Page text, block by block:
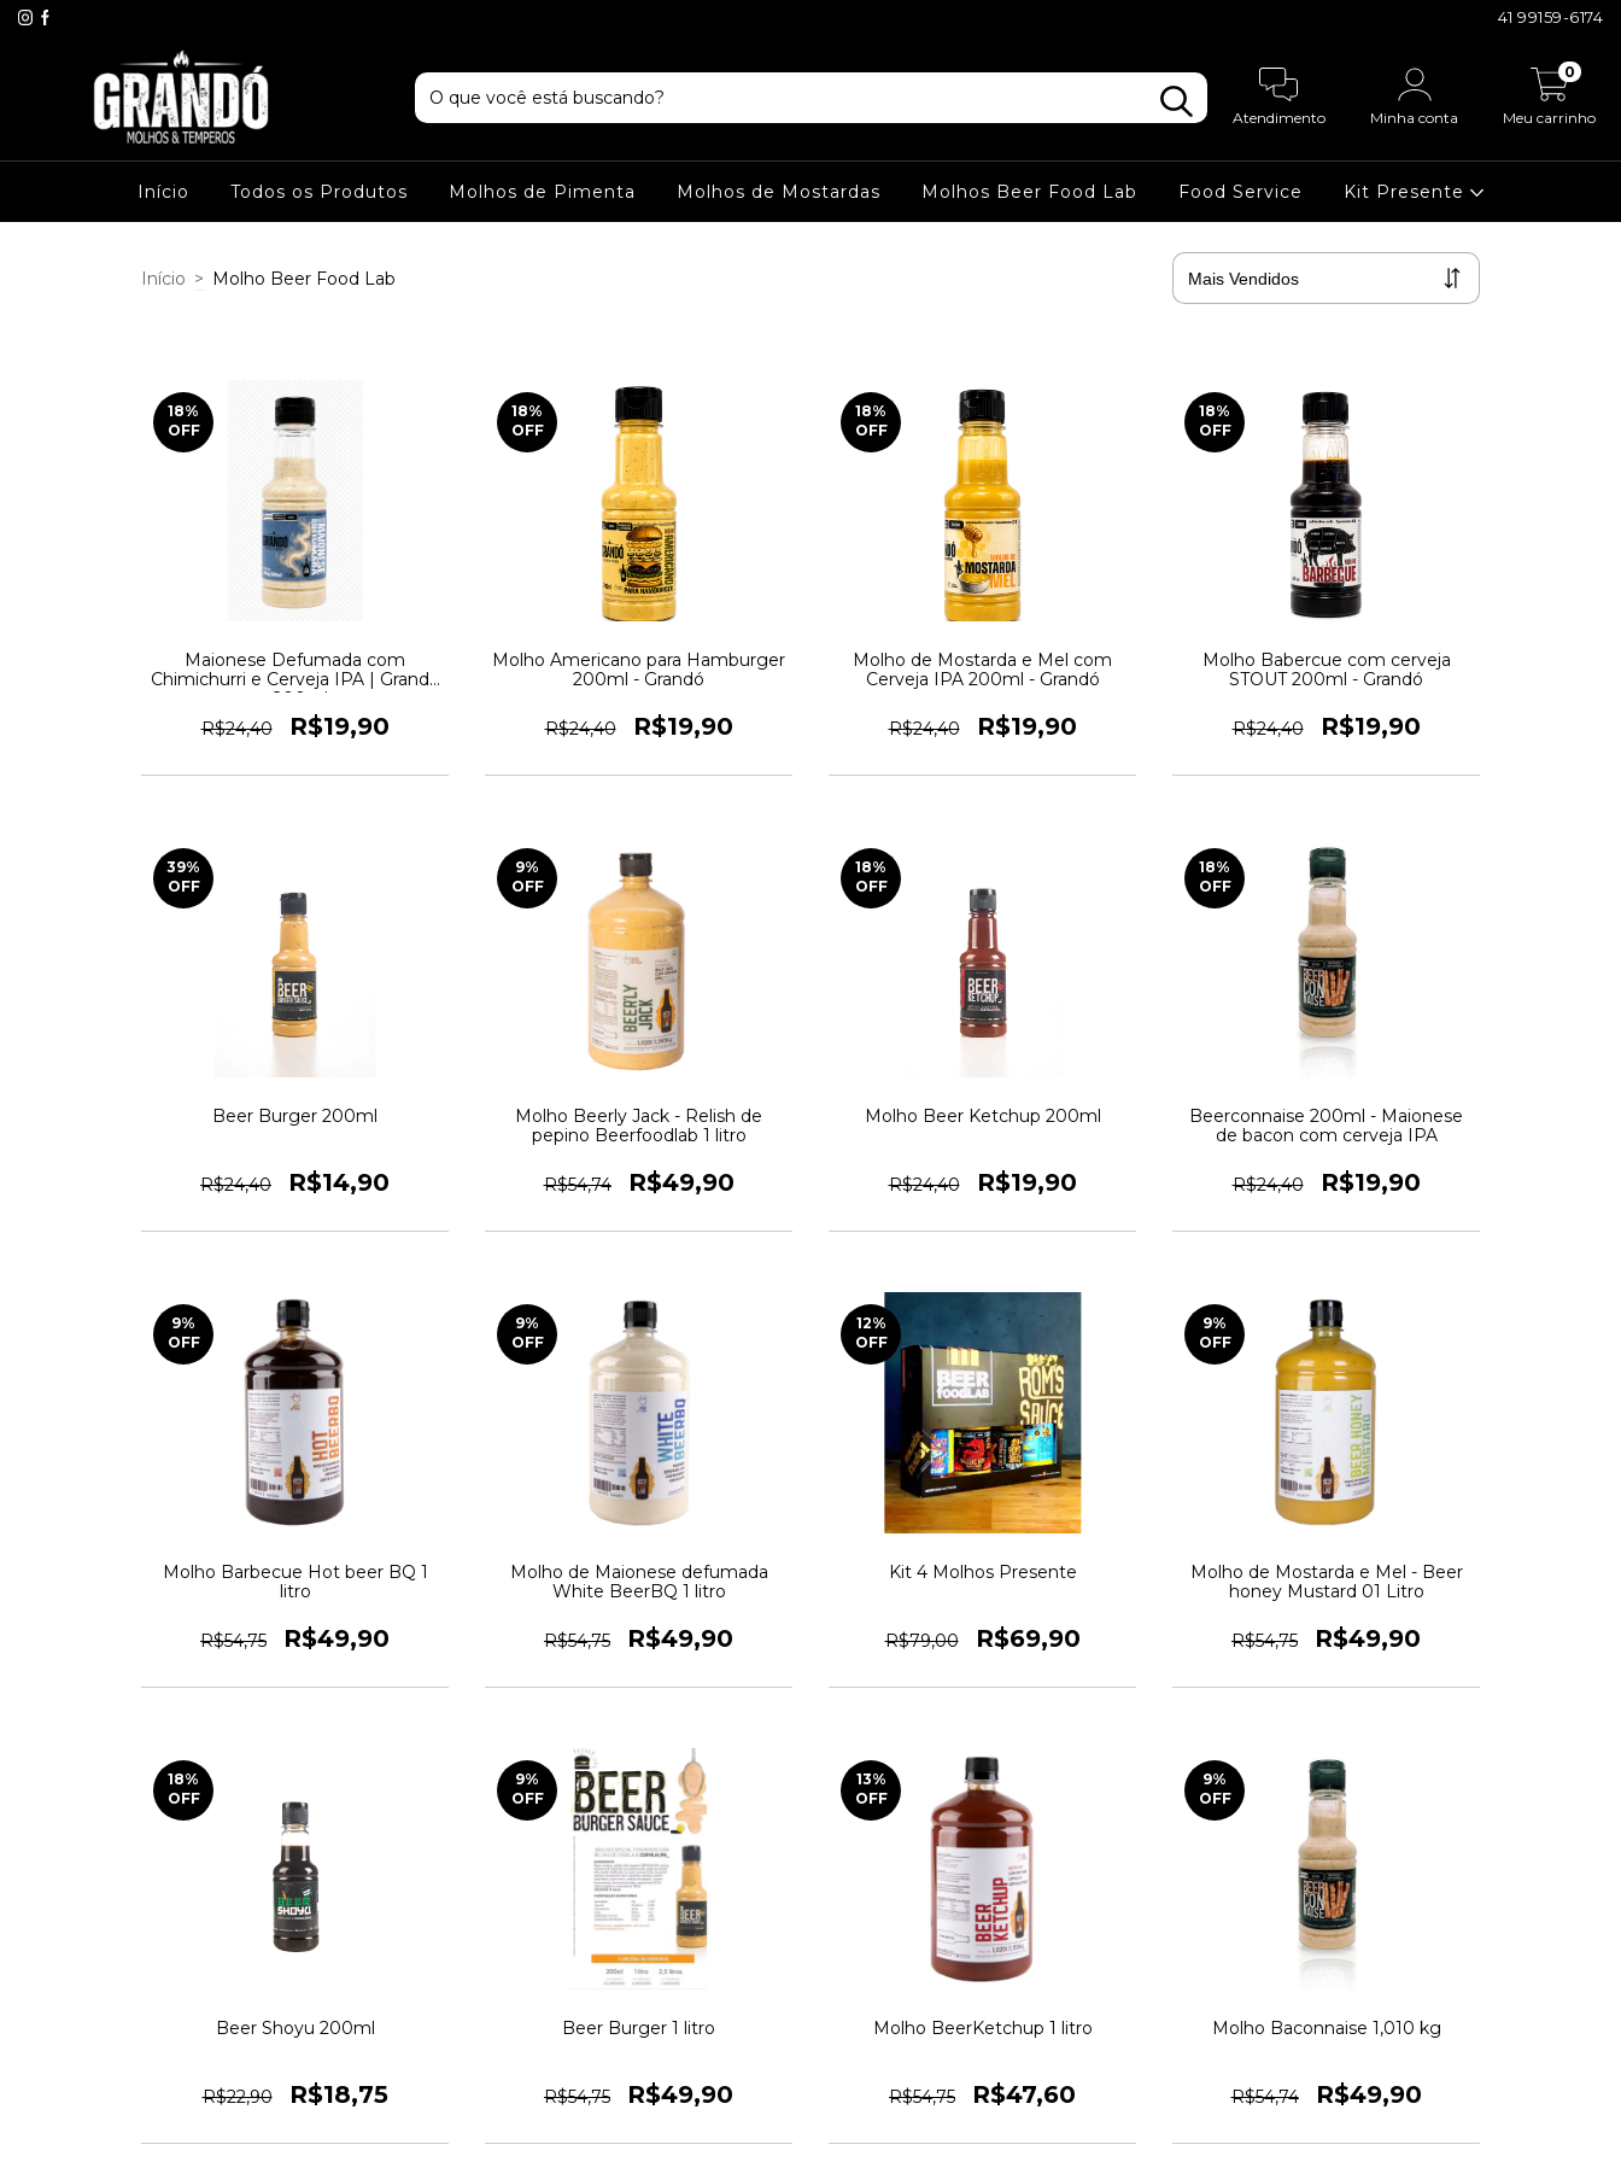
Atendimento Minha conta Meu carrinho
0
Início Todos os Produtos Molhos de Pimenta Molhos de Mostardas Molhos Beer Food Lab Food Service Kit Presente
Início > Molho Beer Food Lab
18%
OFF
Maionese Defumada com
Chimichurri e Cerveja IPA | Grandó
- 200ml
R$24,40
R$19,90
18%
OFF
Molho Americano para Hamburger
200ml - Grandó
R$24,40 R$19,90
18%
OFF
Molho de Mostarda e Mel com
Cerveja IPA 200ml - Grandó
R$24,40 R$19,90
18%
OFF
Molho Babercue com cerveja
STOUT 200ml - Grandó
R$24,40 R$19,90
39%
OFF
Beer Burger 200ml
R$24,40 R$14,90
9%
OFF
Molho Beerly Jack - Relish de
pepino Beerfoodlab 1 litro
R$54,74 R$49,90
18%
OFF
Molho Beer Ketchup 200ml
R$24,40 R$19,90
18%
OFF
Beerconnaise 200ml - Maionese
de bacon com cerveja IPA
R$24,40 R$19,90
9%
OFF
Molho Barbecue Hot beer BQ 1
litro
R$54,75 R$49,90
9%
OFF
Molho de Maionese defumada
White BeerBQ 1 litro
R$54,75 R$49,90
12%
OFF
Kit 4 Molhos Presente
R$79,00 R$69,90
9%
OFF
Molho de Mostarda e Mel - Beer
honey Mustard 01 Litro
R$54,75 R$49,90
18%
OFF
Beer Shoyu 200ml
R$22,90 R$18,75
9%
OFF
Beer Burger 1 litro
R$54,75 R$49,90
13%
OFF
Molho BeerKetchup 1 litro
R$54,75 R$47,60
9%
OFF
Molho Baconnaise 1,010 kg
R$54,74 R$49,90